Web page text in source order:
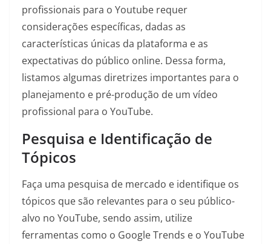
profissionais para o Youtube requer
considerações específicas, dadas as
características únicas da plataforma e as
expectativas do público online. Dessa forma,
listamos algumas diretrizes importantes para o
planejamento e pré-produção de um vídeo
profissional para o YouTube.
Pesquisa e Identificação de
Tópicos
Faça uma pesquisa de mercado e identifique os
tópicos que são relevantes para o seu público-
alvo no YouTube, sendo assim, utilize
ferramentas como o Google Trends e o YouTube